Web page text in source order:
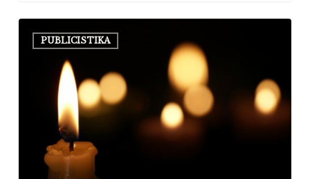
pastoračné
Vojtaššáka
s mŕtvymi
PUBLICISTIKA